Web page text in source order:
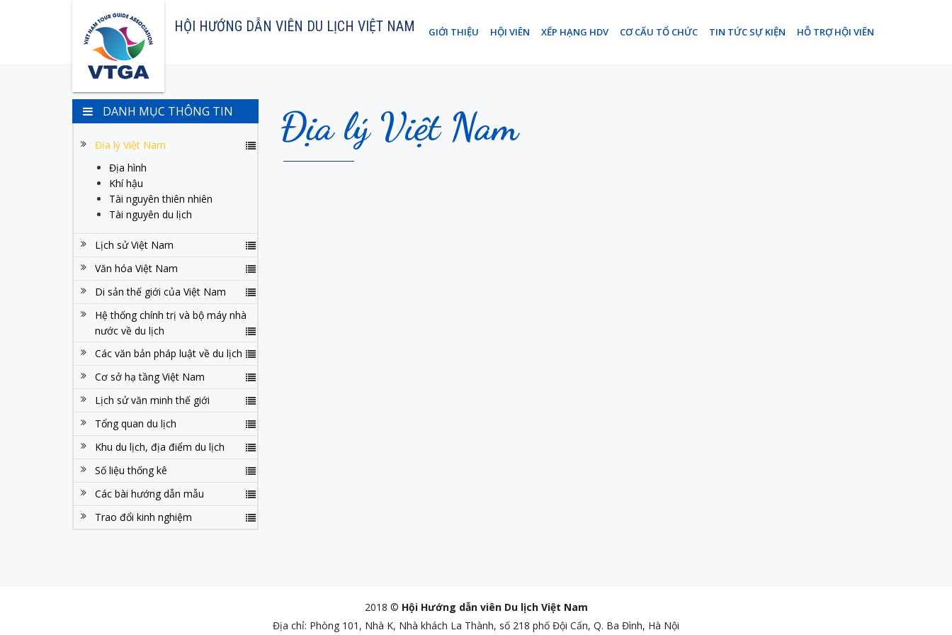
HỘI HƯỚNG DẪN VIÊN DU LỊCH VIỆT NAM GIỚI THIỆU HỘI VIÊN XẾP HẠNG HDV CƠ CẤU TỔ CHỨC TIN TỨC SỰ KIỆN HỖ TRỢ HỘI VIÊN
DANH MỤC THÔNG TIN
Địa lý Việt Nam
Địa hình
Khí hậu
Tài nguyên thiên nhiên
Tài nguyên du lịch
Lịch sử Việt Nam
Văn hóa Việt Nam
Di sản thế giới của Việt Nam
Hệ thống chính trị và bộ máy nhà
nước về du lịch
Các văn bản pháp luật về du lịch
Cơ sở hạ tầng Việt Nam
Lịch sử văn minh thế giới
Tổng quan du lịch
Khu du lịch, địa điểm du lịch
Số liệu thống kê
Các bài hướng dẫn mẫu
Trao đổi kinh nghiệm
Địa lý Việt Nam
2018 © Hội Hướng dẫn viên Du lịch Việt Nam
Địa chỉ: Phòng 101, Nhà K, Nhà khách La Thành, số 218 phố Đội Cấn, Q. Ba Đình, Hà Nội